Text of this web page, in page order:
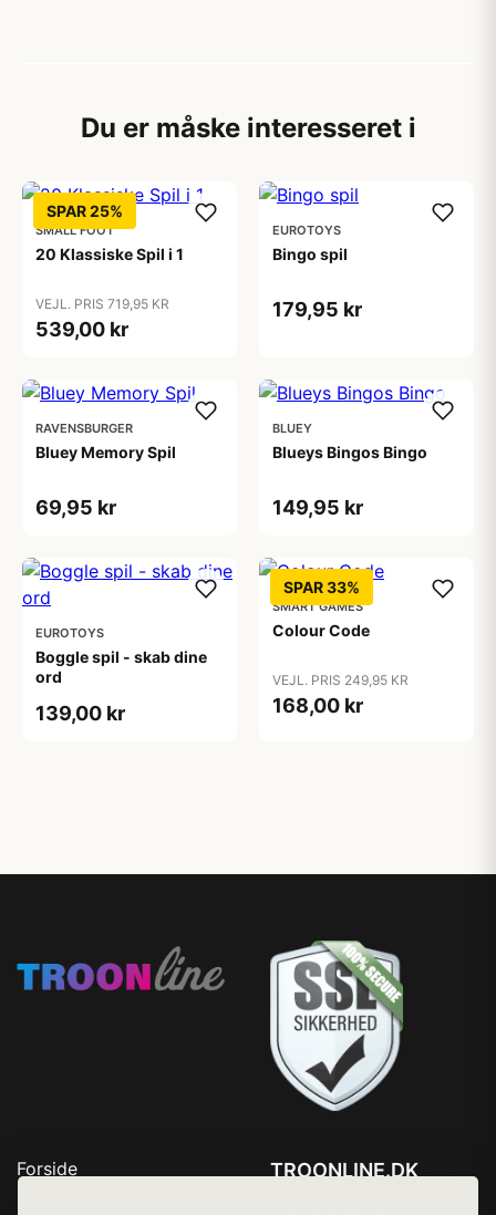
Du er måske interesseret i
SPAR 25%
SMALL FOOT
20 Klassiske Spil i 1
VEJL. PRIS 719,95 KR
539,00 kr
EUROTOYS
Bingo spil
179,95 kr
RAVENSBURGER
Bluey Memory Spil
69,95 kr
BLUEY
Blueys Bingos Bingo
149,95 kr
EUROTOYS
Boggle spil - skab dine
ord
139,00 kr
SPAR 33%
SMART GAMES
Colour Code
VEJL. PRIS 249,95 KR
168,00 kr
Forside
TROONLINE.DK